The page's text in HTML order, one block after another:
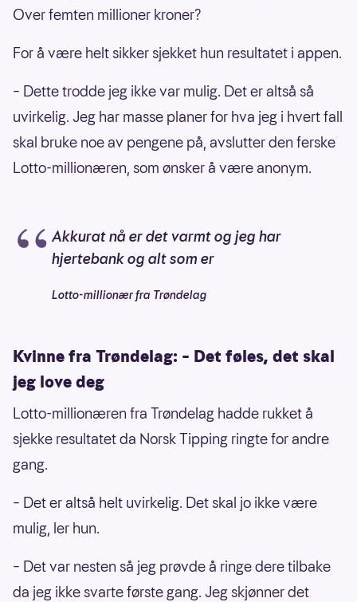
Over femten millioner kroner?
For å være helt sikker sjekket hun resultatet i appen.
– Dette trodde jeg ikke var mulig. Det er altså så
uvirkelig. Jeg har masse planer for hva jeg i hvert fall
skal bruke noe av pengene på, avslutter den ferske
Lotto-millionæren, som ønsker å være anonym.
Akkurat nå er det varmt og jeg har
hjertebank og alt som er
Lotto-millionær fra Trøndelag
Kvinne fra Trøndelag: – Det føles, det skal
jeg love deg
Lotto-millionæren fra Trøndelag hadde rukket å
sjekke resultatet da Norsk Tipping ringte for andre
gang.
– Det er altså helt uvirkelig. Det skal jo ikke være
mulig, ler hun.
– Det var nesten så jeg prøvde å ringe dere tilbake
da jeg ikke svarte første gang. Jeg skjønner det